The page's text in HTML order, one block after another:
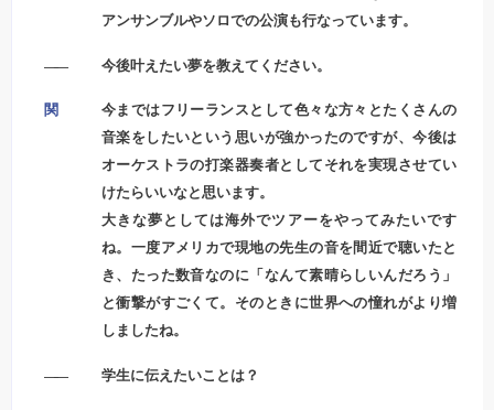
アンサンブルやソロでの公演も行なっています。
―― 今後叶えたい夢を教えてください。
関
今まではフリーランスとして色々な方々とたくさんの
音楽をしたいという思いが強かったのですが、今後は
オーケストラの打楽器奏者としてそれを実現させてい
けたらいいなと思います。
大きな夢としては海外でツアーをやってみたいです
ね。一度アメリカで現地の先生の音を間近で聴いたと
き、たった数音なのに「なんて素晴らしいんだろう」
と衝撃がすごくて。そのときに世界への憧れがより増
しましたね。
―― 学生に伝えたいことは？